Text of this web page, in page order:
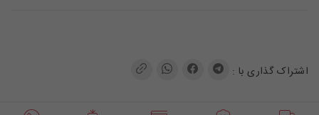
اشتراک گذاری با :